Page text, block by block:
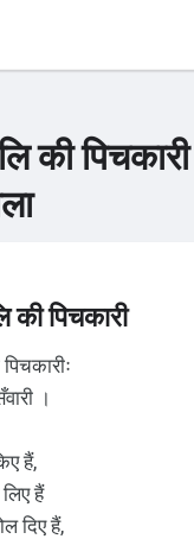
की
पिचकारी
।
हैं,
हैं
दिए हैं,